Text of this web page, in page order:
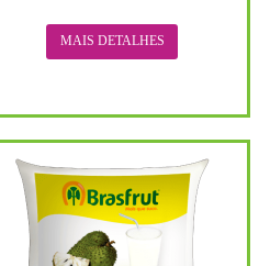
MAIS DETALHES